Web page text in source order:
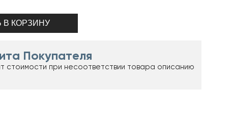
Покупателя
стоимости при несоответствии товара описанию